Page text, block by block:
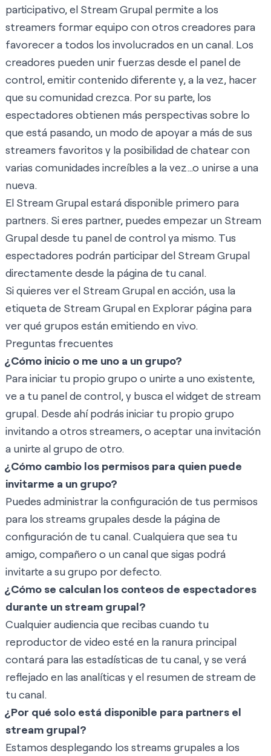
participativo, el Stream Grupal permite a los
streamers formar equipo con otros creadores para
favorecer a todos los involucrados en un canal. Los
creadores pueden unir fuerzas desde el panel de
control, emitir contenido diferente y, a la vez, hacer
que su comunidad crezca. Por su parte, los
espectadores obtienen más perspectivas sobre lo
que está pasando, un modo de apoyar a más de sus
streamers favoritos y la posibilidad de chatear con
varias comunidades increíbles a la vez…o unirse a una
nueva.
El Stream Grupal estará disponible primero para
partners. Si eres partner, puedes empezar un Stream
Grupal desde tu panel de control ya mismo. Tus
espectadores podrán participar del Stream Grupal
directamente desde la página de tu canal.
Si quieres ver el Stream Grupal en acción, usa la
etiqueta de Stream Grupal en Explorar página para
ver qué grupos están emitiendo en vivo.
Preguntas frecuentes
¿Cómo inicio o me uno a un grupo?
Para iniciar tu propio grupo o unirte a uno existente,
ve a tu panel de control, y busca el widget de stream
grupal. Desde ahí podrás iniciar tu propio grupo
invitando a otros streamers, o aceptar una invitación
a unirte al grupo de otro.
¿Cómo cambio los permisos para quien puede
invitarme a un grupo?
Puedes administrar la configuración de tus permisos
para los streams grupales desde la página de
configuración de tu canal. Cualquiera que sea tu
amigo, compañero o un canal que sigas podrá
invitarte a su grupo por defecto.
¿Cómo se calculan los conteos de espectadores
durante un stream grupal?
Cualquier audiencia que recibas cuando tu
reproductor de video esté en la ranura principal
contará para las estadísticas de tu canal, y se verá
reflejado en las analíticas y el resumen de stream de
tu canal.
¿Por qué solo está disponible para partners el
stream grupal?
Estamos desplegando los streams grupales a los